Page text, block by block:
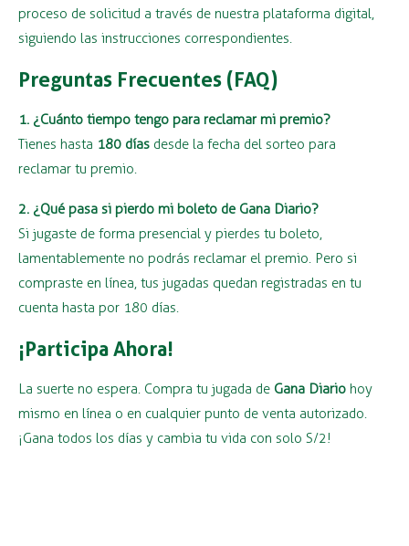
proceso de solicitud a través de nuestra plataforma digital,
siguiendo las instrucciones correspondientes.
Preguntas Frecuentes (FAQ)
1. ¿Cuánto tiempo tengo para reclamar mi premio?
Tienes hasta 180 días desde la fecha del sorteo para
reclamar tu premio.
2. ¿Qué pasa si pierdo mi boleto de Gana Diario?
Si jugaste de forma presencial y pierdes tu boleto,
lamentablemente no podrás reclamar el premio. Pero si
compraste en línea, tus jugadas quedan registradas en tu
cuenta hasta por 180 días.
¡Participa Ahora!
La suerte no espera. Compra tu jugada de Gana Diario hoy
mismo en línea o en cualquier punto de venta autorizado.
¡Gana todos los días y cambia tu vida con solo S/2!